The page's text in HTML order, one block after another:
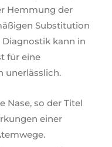
Hemmung der
Substitution
Diagnostik kann in
für eine
unerlässlich.
Nase, so der Titel
einer